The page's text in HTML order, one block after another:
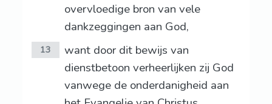
overvloedige bron van vele
dankzeggingen aan God,
13
want door dit bewijs van
dienstbetoon verheerlijken zij God
vanwege de onderdanigheid aan